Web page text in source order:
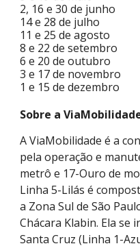
2, 16 e 30 de junho
14 e 28 de julho
11 e 25 de agosto
8 e 22 de setembro
6 e 20 de outubro
3 e 17 de novembro
1 e 15 de dezembro
Sobre a
A ViaMobilidade é a
pela operação e
metrô e 17-Ouro de
Linha 5-Lilás é
a Zona Sul de São
Chácara Klabin. Ela se
Santa Cruz (Linha 1-